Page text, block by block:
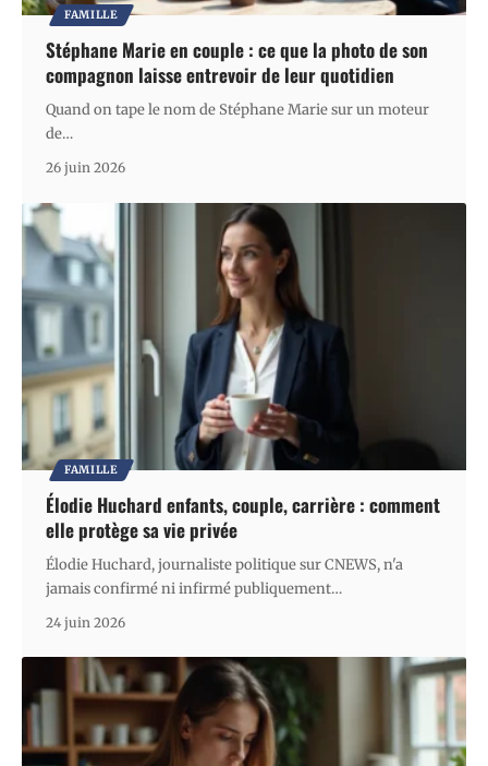
FAMILLE
Stéphane Marie en couple : ce que la photo de son
compagnon laisse entrevoir de leur quotidien
Quand on tape le nom de Stéphane Marie sur un moteur
de…
26 juin 2026
FAMILLE
Élodie Huchard enfants, couple, carrière : comment
elle protège sa vie privée
Élodie Huchard, journaliste politique sur CNEWS, n'a
jamais confirmé ni infirmé publiquement…
24 juin 2026